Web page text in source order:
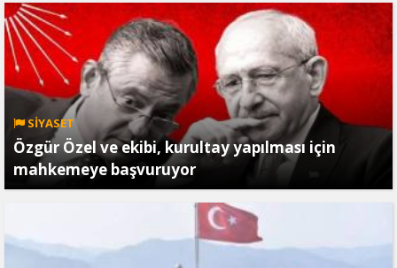
SİYASET
Özgür Özel ve ekibi, kurultay yapılması için
mahkemeye başvuruyor